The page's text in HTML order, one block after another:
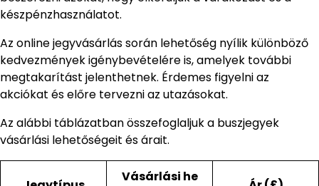
készpénzhasználatot.
Az online jegyvásárlás során lehetőség nyílik különböző
kedvezmények igénybevételére is, amelyek további
megtakarítást jelenthetnek. Érdemes figyelni az
akciókat és előre tervezni az utazásokat.
Az alábbi táblázatban összefoglaljuk a buszjegyek
vásárlási lehetőségeit és árait.
Vásárlási he